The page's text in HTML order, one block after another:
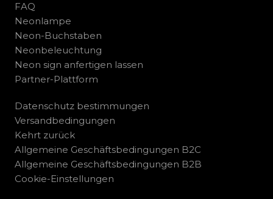
FAQ
Neonlampe
Neon-Buchstaben
Neonbeleuchtung
Neon sign anfertigen lassen
Partner-Plattform
Datenschutz bestimmungen
Versandbedingungen
Kehrt zurück
Allgemeine Geschäftsbedingungen B2C
Allgemeine Geschäftsbedingungen B2B
Cookie-Einstellungen